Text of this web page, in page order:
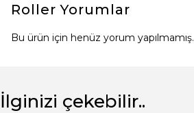
Roller Yorumlar
Bu ürün için henüz yorum yapılmamış.
İlginizi çekebilir..